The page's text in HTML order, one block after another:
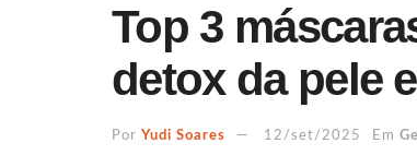
Top 3
detox da pele
Por Yudi Soares 12/set/2025 Em